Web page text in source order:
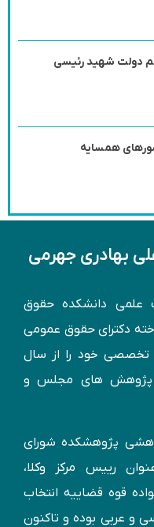
دولت شهید رئیسی
همسایه
بهادری جهرمی
علمی دانشکده حقوق
دكترای حقوق عمومی
تخصصی خود را از سال
پژوهش های مجلس و
پژوهشی پژوهشكده شورای
در سال ۱۳۹۸ به عنوان رییس مرکز وکلا،
قوه قضاییه انتخاب
و عربی بوده و تاكنون